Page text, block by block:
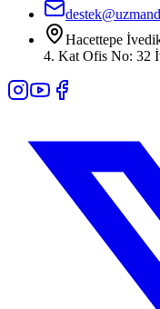
Hacettepe
4. Kat Ofis No: 32